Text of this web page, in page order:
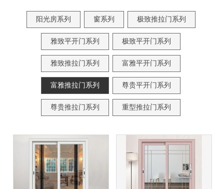
阳光房系列 窗系列 极致推拉门系列
雅致平开门系列 极致平开门系列
雅致推拉门系列 富雅平开门系列
富雅推拉门系列 尊贵平开门系列
尊贵推拉门系列 重型推拉门系列